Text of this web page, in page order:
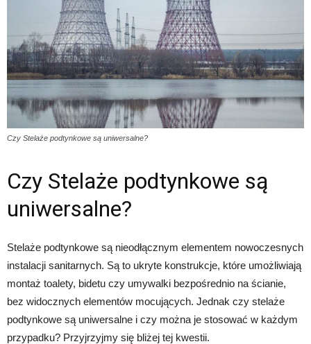
Czy Stelaże podtynkowe są uniwersalne?
Czy Stelaże podtynkowe są
uniwersalne?
Stelaże podtynkowe są nieodłącznym elementem nowoczesnych
instalacji sanitarnych. Są to ukryte konstrukcje, które umożliwiają
montaż toalety, bidetu czy umywalki bezpośrednio na ścianie,
bez widocznych elementów mocujących. Jednak czy stelaże
podtynkowe są uniwersalne i czy można je stosować w każdym
przypadku? Przyjrzyjmy się bliżej tej kwestii.